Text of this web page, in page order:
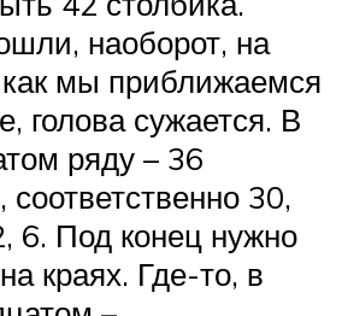
наоборот, на
как мы приближаемся
голова сужается. В
ряду – 36
соответственно 30,
6. Под конец нужно
краях. Где-то, в